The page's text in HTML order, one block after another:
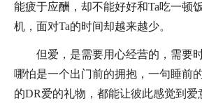
能疲于应酬，却不能好好和Ta吃一顿
机，面对Ta的时间却越来越少。
但爱，是需要用心经营的，需要
哪怕是一个出门前的拥抱，一句睡前
的DR爱的礼物，都能让彼此感觉到